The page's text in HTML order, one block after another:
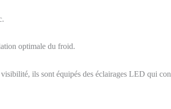
optimale du froid.
ils sont équipés des éclairages LED qui